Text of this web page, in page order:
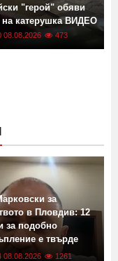
"герой" обяви
на катерушка ВИДЕО
08.08.2026 473
за
в Пловдив: 12
за подобно
е твърде
08.08.2026 1261